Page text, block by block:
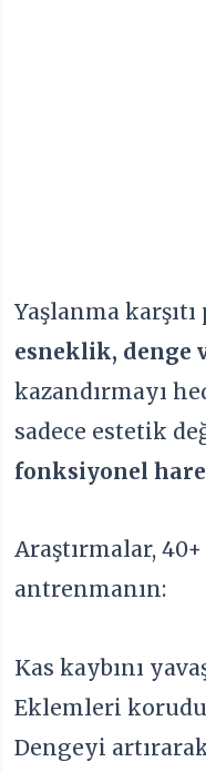
Yaşlanma
esneklik, denge
kazandırmayı
sadece estetik
fonksiyonel
Araştırmalar,
antrenmanın:
Kas kaybını
Eklemleri
Dengeyi